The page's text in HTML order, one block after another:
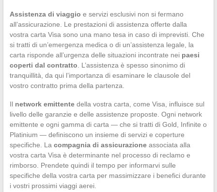
Assistenza di viaggio e servizi esclusivi non si fermano
all’assicurazione. Le prestazioni di assistenza offerte dalla
vostra carta Visa sono una mano tesa in caso di imprevisti. Che
si tratti di un’emergenza medica o di un’assistenza legale, la
carta risponde all’urgenza delle situazioni incontrate nei paesi
coperti dal contratto . L’assistenza è spesso sinonimo di
tranquillità, da qui l’importanza di esaminare le clausole del
vostro contratto prima della partenza.
Il network emittentedella vostra carta, come Visa, influisce sul
livello delle garanzie e delle assistenze proposte. Ogni network
emittente e ogni gamma di carta — che si tratti di Gold, Infinite o
Platinium — definiscono un insieme di servizi e coperture
specifiche. La compagnia di assicurazioneassociata alla
vostra carta Visa è determinante nel processo di reclamo e
rimborso. Prendete quindi il tempo per informarvi sulle
specifiche della vostra carta per massimizzare i benefici durante
i vostri prossimi viaggi aerei.